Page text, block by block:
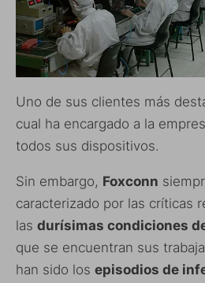
Uno de sus clientes más
cual ha encargado a la
todos sus dispositivos.
Sin embargo, Foxconn
caracterizado por las críticas
las durísimas condiciones
que se encuentran sus
han sido los episodios de